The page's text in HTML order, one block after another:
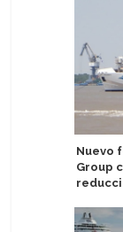
Nuevo
Group